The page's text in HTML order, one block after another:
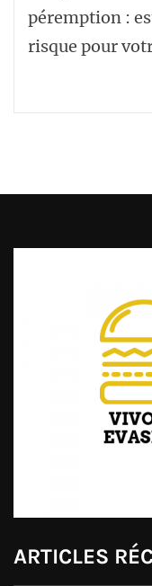
péremption :
risque pour
ARTICLES